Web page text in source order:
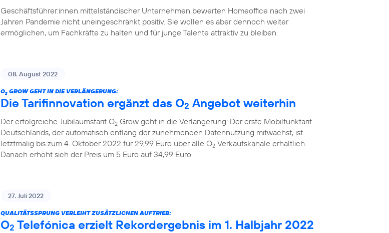
Geschäftsführer:innen mittelständischer Unternehmen bewerten Homeoffice nach zwei
Jahren Pandemie nicht uneingeschränkt positiv. Sie wollen es aber dennoch weiter
ermöglichen, um Fachkräfte zu halten und für junge Talente attraktiv zu bleiben.
08. August 2022
O2 GROW GEHT IN DIE VERLÄNGERUNG:
Die Tarifinnovation ergänzt das O2 Angebot weiterhin
Der erfolgreiche Jubiläumstarif O2 Grow geht in die Verlängerung: Der erste Mobilfunktarif
Deutschlands, der automatisch entlang der zunehmenden Datennutzung mitwächst, ist
letztmalig bis zum 4. Oktober 2022 für 29,99 Euro über alle O2 Verkaufskanäle erhältlich.
Danach erhöht sich der Preis um 5 Euro auf 34,99 Euro.
27. Juli 2022
QUALITÄTSSPRUNG VERLEIHT ZUSÄTZLICHEN AUFTRIEB:
O2 Telefónica erzielt Rekordergebnis im 1. Halbjahr 2022